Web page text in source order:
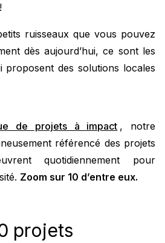
ruisseaux que vous pouvez
dès aujourd’hui, ce sont les
proposent des solutions locales
de projets à impact , notre
référencé des projets
quotidiennement pour
Zoom sur 10 d’entre eux.
projets